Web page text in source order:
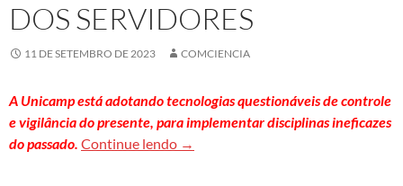
DOS SERVIDORES
11 DE SETEMBRO DE 2023 COMCIENCIA
A Unicamp está adotando tecnologias questionáveis de controle
e vigilância do presente, para implementar disciplinas ineficazes
do passado. Continue lendo Carta à sociedade em repúdio a
→